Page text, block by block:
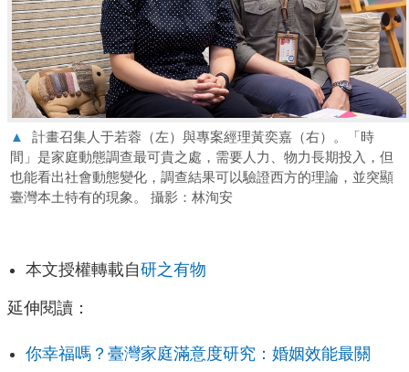
▲
計畫召集人于若蓉（左）與專案經理黃奕嘉（右）。「時
間」是家庭動態調查最可貴之處，需要人力、物力長期投入，但
也能看出社會動態變化，調查結果可以驗證西方的理論，並突顯
臺灣本土特有的現象。 攝影：林洵安
本文授權轉載自研之有物
延伸閱讀：
你幸福嗎？臺灣家庭滿意度研究：婚姻效能最關